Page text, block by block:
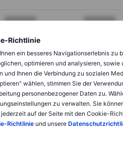
Richtlinie
ein besseres Navigationserlebnis zu
optimieren und analysieren, sowie
und Ihnen die Verbindung zu sozialen
wählen, stimmen Sie der
personenbezogener Daten zu.
zu verwalten. Sie
auf der Seite mit den Cookie-
Richtlinieund unsere
XXXXXXX XXXXXXX
XXXXXXX
XXXXXXX XXXXXXX
XXXXXXX XXXXXXX
XXXXXXX XXXXXXX